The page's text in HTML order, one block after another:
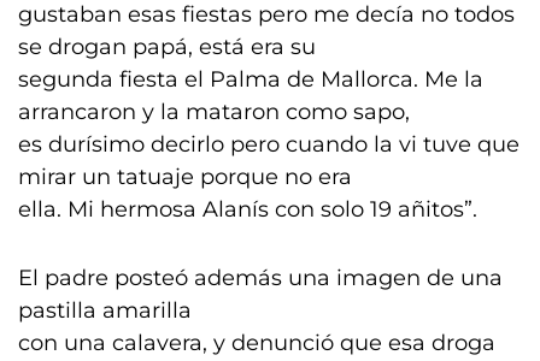
gustaban esas fiestas pero me decía no todos
se drogan papá, está era su
segunda fiesta el Palma de Mallorca. Me la
arrancaron y la mataron como sapo,
es durísimo decirlo pero cuando la vi tuve que
mirar un tatuaje porque no era
ella. Mi hermosa Alanís con solo 19 añitos”.
El padre posteó además una imagen de una
pastilla amarilla
con una calavera, y denunció que esa droga